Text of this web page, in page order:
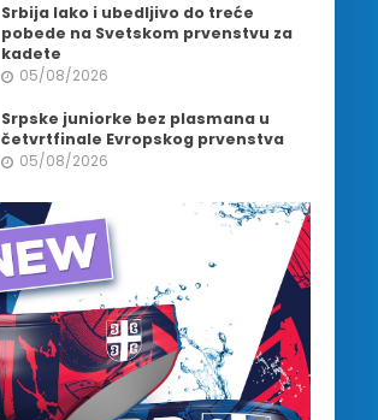
Srbija lako i ubedljivo do treće
pobede na Svetskom prvenstvu za
kadete
05/08/2026
Srpske juniorke bez plasmana u
četvrtfinale Evropskog prvenstva
05/08/2026